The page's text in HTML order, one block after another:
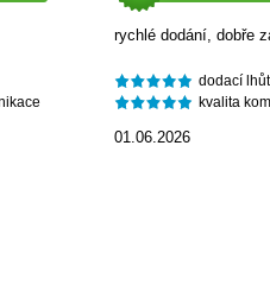
rychlé dodání, dobře
dodací
kvalita
01.06.2026